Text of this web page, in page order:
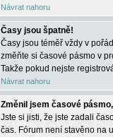
Návrat nahoru
Časy jsou špatně!
Časy jsou téměř vždy v
změňte si časové pásmo v
Takže pokud nejste
Návrat nahoru
Změnil jsem časové
Jste si jisti, že jste zadali
čas. Fórum není stavěno na